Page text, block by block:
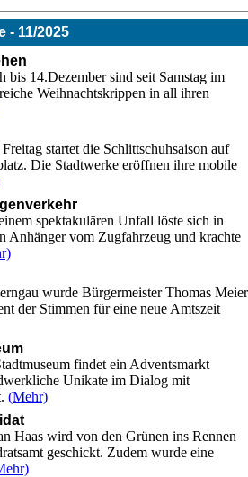
- 11/2025
bis 14.Dezember sind seit Samstag im
Weihnachtskrippen in all ihren
startet die Schlittschuhsaison auf
Die Stadtwerke eröffnen ihre mobile
spektakulären Unfall löste sich in
Anhänger vom Zugfahrzeug und krachte
wurde Bürgermeister Thomas Meier
der Stimmen für eine neue Amtszeit
findet ein Adventsmarkt
Unikate im Dialog mit
(Mehr)
Haas wird von den Grünen ins Rennen
geschickt. Zudem wurde eine